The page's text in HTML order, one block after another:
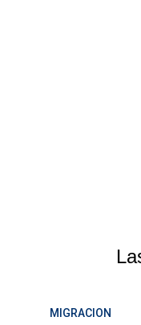
MIGRACION